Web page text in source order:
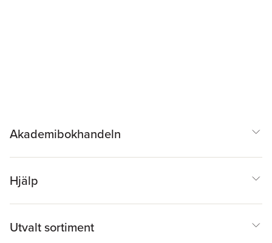
Akademibokhandeln
Hjälp
Utvalt sortiment